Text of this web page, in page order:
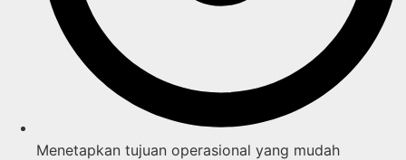
Menetapkan tujuan operasional yang mudah